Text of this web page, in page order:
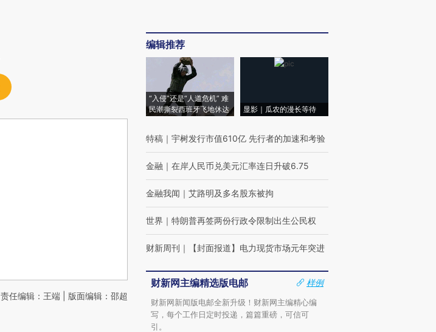
责任编辑：王端 | 版面编辑：邵超
编辑推荐
“入侵”还是“人道危机” 难
民潮撕裂西班牙飞地休达
显影｜瓜农的漫长等待
特稿 ｜ 宇树发行市值610亿 先行者的加速和考验
金融 ｜ 在岸人民币兑美元汇率连日升破6.75
金融我闻 ｜ 艾路明及多名股东被拘
世界 ｜ 特朗普再签两份行政令限制出生公民权
财新周刊 ｜ 【封面报道】电力现货市场元年突进
财新网主编精选版电邮
样例
财新网新闻版电邮全新升级！财新网主编精心编
写，每个工作日定时投递，篇篇重磅，可信可
引。